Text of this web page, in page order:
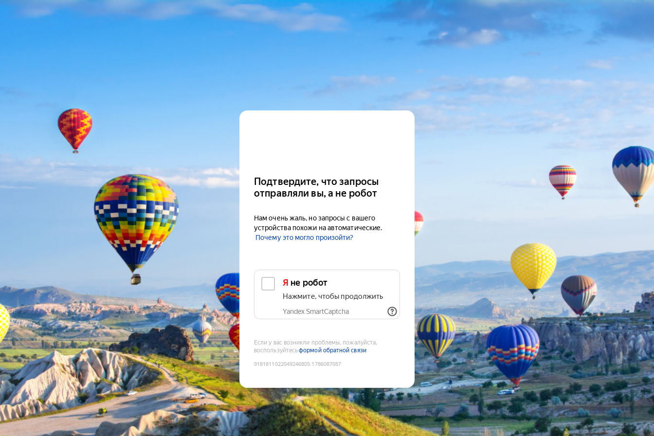
Подтвердите, что запросы
отправляли вы, а не робот
Нам очень жаль, но запросы с вашего
устройства похожи на автоматические.
Почему это могло произойти?
Я не робот
Нажмите, чтобы продолжить
Yandex SmartCaptcha
Если у вас возникли проблемы, пожалуйста,
воспользуйтесьформой обратной связи
9181811022049246805:1786087087